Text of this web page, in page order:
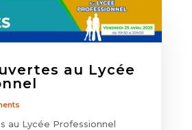
au Lycée
au Lycée Professionnel